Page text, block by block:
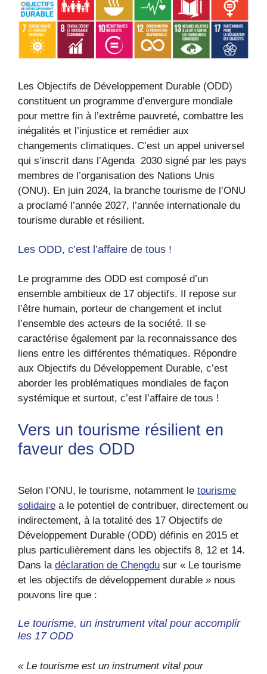
Les Objectifs de Développement Durable (ODD)
constituent un programme d’envergure mondiale
pour mettre fin à l’extrême pauvreté, combattre les
inégalités et l’injustice et remédier aux
changements climatiques. C’est un appel universel
qui s’inscrit dans l’Agenda 2030 signé par les pays
membres de l’organisation des Nations Unis
(ONU). En juin 2024, la branche tourisme de l’ONU
a proclamé l’année 2027, l’année internationale du
tourisme durable et résilient.
Les ODD, c’est l’affaire de tous !
Le programme des ODD est composé d’un
ensemble ambitieux de 17 objectifs. Il repose sur
l’être humain, porteur de changement et inclut
l’ensemble des acteurs de la société. Il se
caractérise également par la reconnaissance des
liens entre les différentes thématiques. Répondre
aux Objectifs du Développement Durable, c’est
aborder les problématiques mondiales de façon
systémique et surtout, c’est l’affaire de tous !
Vers un tourisme résilient en
faveur des ODD
Selon l’ONU, le tourisme, notamment le tourisme
solidaire a le potentiel de contribuer, directement ou
indirectement, à la totalité des 17 Objectifs de
Développement Durable (ODD) définis en 2015 et
plus particulièrement dans les objectifs 8, 12 et 14.
Dans la déclaration de Chengdu sur « Le tourisme
et les objectifs de développement durable » nous
pouvons lire que :
Le tourisme, un instrument vital pour accomplir
les 17 ODD
« Le tourisme est un instrument vital pour